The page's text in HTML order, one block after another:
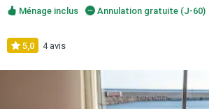
Ménage inclus Annulation gratuite (J-60)
5,0 4 avis